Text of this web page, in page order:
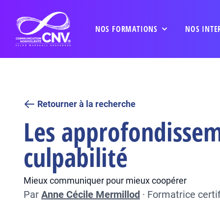
NOS FORMATIONS NOS
Retourner à la recherche
Les
culpabilité
Mieux communiquer pour mieux coopérer
Par Anne Cécile Mermillod · Formatrice